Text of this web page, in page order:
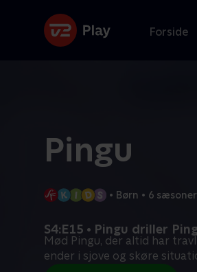
Forside
Pingu
• Børn • 6 sæsoner
S4:E15 • Pingu driller
Mød Pingu, der altid har
ender i sjove og skøre